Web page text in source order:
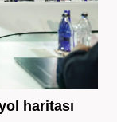
haritası